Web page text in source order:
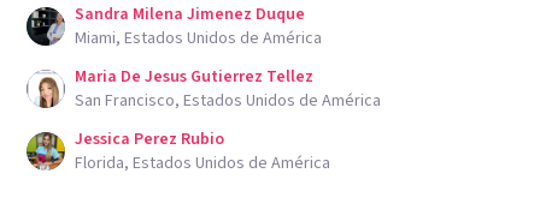
Sandra Milena Jimenez Duque
Miami, Estados Unidos de América
Maria De Jesus Gutierrez Tellez
San Francisco, Estados Unidos de América
Jessica Perez Rubio
Florida, Estados Unidos de América